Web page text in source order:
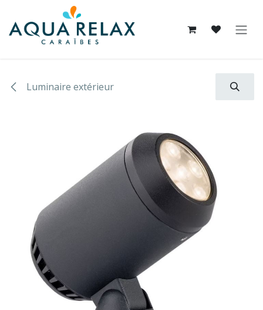
Se rendre au contenu
Luminaire extérieur